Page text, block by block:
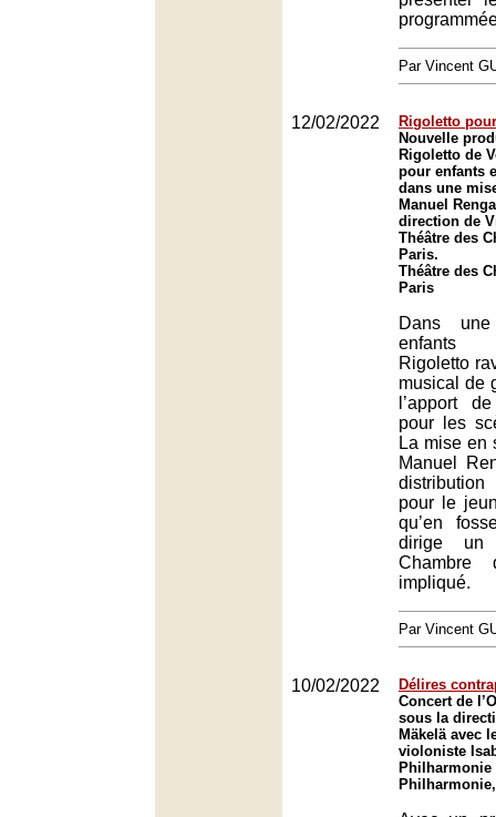
Par Vincent
12/02/2022
Rigoletto
Nouvelle
Rigoletto de
pour enfants
dans une
Manuel
direction de
Théâtre des
Paris.
Théâtre des
Paris
Dans
enfants
Rigoletto
musical de
l’apport
pour les
La mise en
Manuel
distribution
pour le
qu’en
dirige un
Chambre
impliqué.
Par Vincent
10/02/2022
Délires
Concert de
sous la
Mäkelä avec
violoniste
Philharmonie